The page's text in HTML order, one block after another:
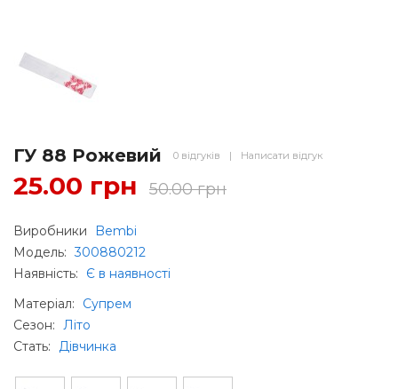
ГУ 88 Рожевий 0 відгуків | Написати відгук
25.00 грн 50.00 грн
Виробники
Bembi
Модель: 300880212
Наявність:
Є в наявності
Матеріал:
Супрем
Сезон: Літо
Стать: Дівчинка